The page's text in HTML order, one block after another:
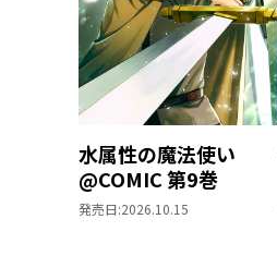
水属性の魔法使い
@COMIC 第9巻
発売日:2026.10.15